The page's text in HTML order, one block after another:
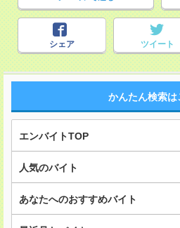
シェア ツイート
かんたん検索は
エンバイトTOP
人気のバイト
あなたへのおすすめバイト